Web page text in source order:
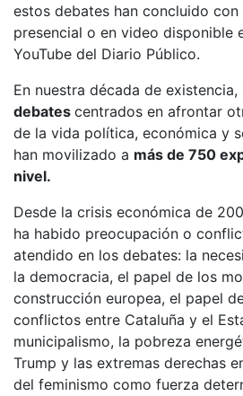
estos debates han concluido con
presencial o en video disponible
YouTube del Diario Público.
En nuestra década de
debates centrados en afrontar
de la vida política, económica y
han movilizado a más de 750
nivel.
Desde la crisis económica de
ha habido preocupación o
atendido en los debates: la
la democracia, el papel de los
construcción europea, el papel
conflictos entre Cataluña y el
municipalismo, la pobreza
Trump y las extremas derechas
del feminismo como fuerza